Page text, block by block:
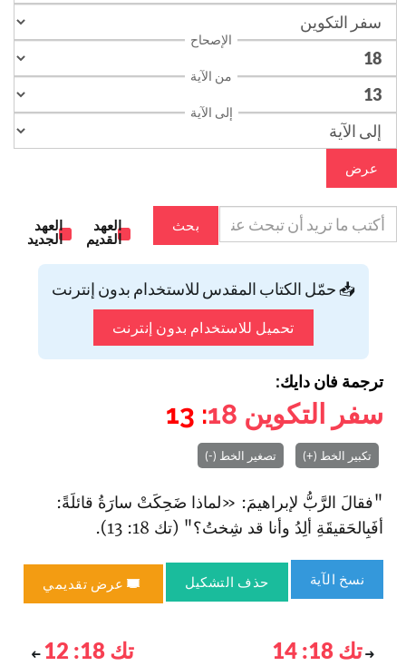
الإصحاح
من الآية
إلى الآية
عرض
بحث
العهد
القديم
العهد
الجديد
📥 حمّل الكتاب المقدس للاستخدام بدون إنترنت
تحميل للاستخدام بدون إنترنت
ترجمة فان دايك:
سفر التكوين 18
: 13
تكبير الخط (+) تصغير الخط (-)
"فقالَ الرَّبُّ لإبراهيمَ: «لماذا ضَحِكَتْ سارَةُ قائلَةً:
أفَبِالحَقيقَةِ ألِدُ وأنا قد شِختُ؟" (تك 18: 13).
نسخ الآية حذف التشكيل عرض تقديمي
تك 18: 14 تك 18: 12